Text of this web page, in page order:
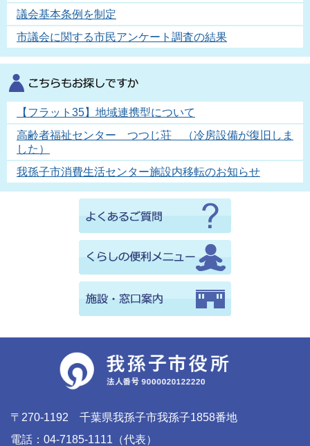
議会基本条例を制定
市議会に関する市民アンケート調査の結果
【フラット35】地域連携型について
高齢者福祉センター つつじ荘 （冷房設備が復旧しま
した）
我孫子市消費生活センター施設内移転のお知らせ
〒270-1192 千葉県我孫子市我孫子1858番地
電話：04-7185-1111（代表）